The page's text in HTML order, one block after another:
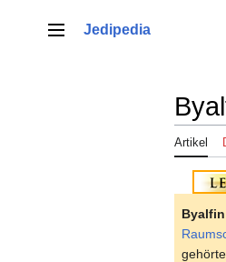
springenHauptmenü
Jedipedia
Artikel